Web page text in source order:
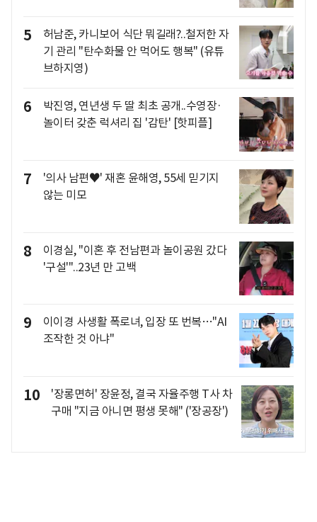
5
허남준, 카니보어 식단 뭐길래?..철저한 자
기 관리 "탄수화물 안 먹어도 행복" (유튜
브하지영)
6
박진영, 연년생 두 딸 최초 공개..수영장·
놀이터 갖춘 럭셔리 집 '감탄' [핫피플]
7
'의사 남편♥' 재혼 윤해영, 55세 믿기지
않는 미모
8
이경실, "이혼 후 전남편과 놀이공원 갔다
'구설'"..23년 만 고백
9
이이경 사생활 폭로녀, 입장 또 번복…"AI
조작한 것 아냐"
10
'장롱면허' 장윤정, 결국 자율주행 T사 차
구매 "지금 아니면 평생 못해" ('장공장')